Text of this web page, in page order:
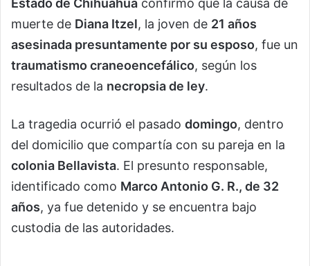
Estado de Chihuahua confirmó que la causa de
muerte de Diana Itzel, la joven de 21 años
asesinada presuntamente por su esposo, fue un
traumatismo craneoencefálico, según los
resultados de la necropsia de ley.
La tragedia ocurrió el pasado domingo, dentro
del domicilio que compartía con su pareja en la
colonia Bellavista. El presunto responsable,
identificado como Marco Antonio G. R., de 32
años, ya fue detenido y se encuentra bajo
custodia de las autoridades.